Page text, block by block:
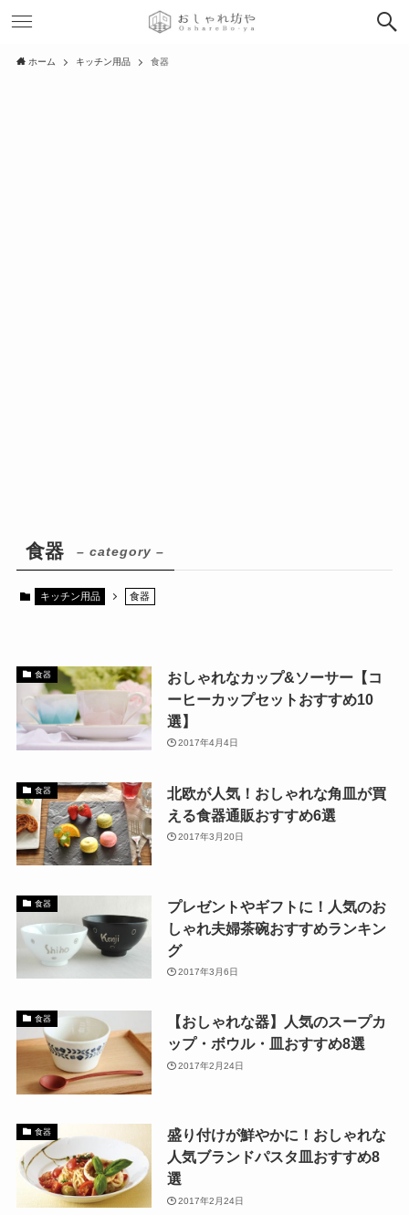
ホーム キッチン用品 食器
食器 – category –
キッチン用品 食器
食器
おしゃれなカップ&ソーサー【コ
ーヒーカップセットおすすめ10
選】
2017年4月4日
食器
北欧が人気！おしゃれな角皿が買
える食器通販おすすめ6選
2017年3月20日
食器
プレゼントやギフトに！人気のお
しゃれ夫婦茶碗おすすめランキン
グ
2017年3月6日
食器
【おしゃれな器】人気のスープカ
ップ・ボウル・皿おすすめ8選
2017年2月24日
食器
盛り付けが鮮やかに！おしゃれな
人気ブランドパスタ皿おすすめ8
選
2017年2月24日